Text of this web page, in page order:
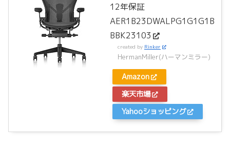
12年保証
AER1B23DWALPG1G1G1B
BBK23103
created by Rinker
HermanMiller(ハーマンミラー)
Amazon
楽天市場
Yahooショッピング